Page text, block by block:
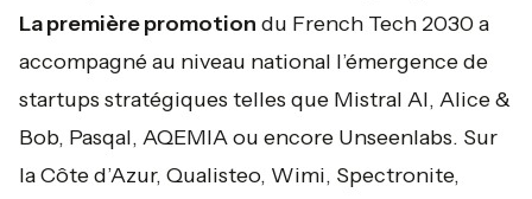
La première promotion du French Tech 2030 a
accompagné au niveau national l’émergence de
startups stratégiques telles que Mistral AI, Alice &
Bob, Pasqal, AQEMIA ou encore Unseenlabs. Sur
la Côte d’Azur, Qualisteo, Wimi, Spectronite,